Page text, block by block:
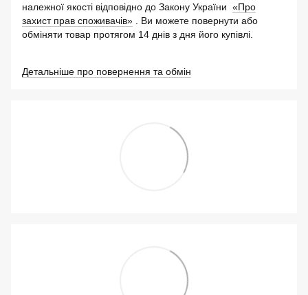
належної якості відповідно до Закону України «Про
захист прав споживачів» . Ви можете повернути або
обміняти товар протягом 14 днів з дня його купівлі.
Детальніше про повернення та обмін